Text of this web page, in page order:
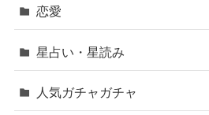
恋愛
星占い・星読み
人気ガチャガチャ